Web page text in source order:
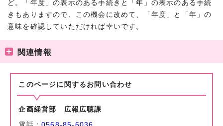
ど。「年度」の表示のある手続きと「年」の表示のある手続
きもありますので、この機会に改めて、「年度」と「年」の
意味を確認していただければ幸いです。
関連情報
このページに関する お問い合わせ
企画経営部 広報広聴課